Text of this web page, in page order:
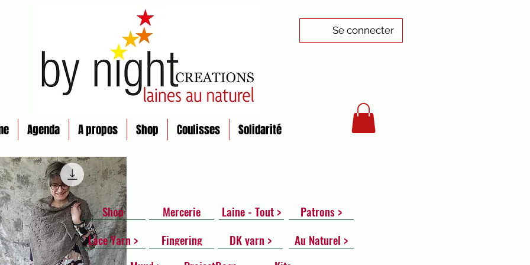
Se connecter
Agenda A propos Shop Coulisses Solidarité
Shop Mercerie Laine - Tout >
Patrons >
Lace Yarn >
Fingering DK yarn >
Au Naturel >